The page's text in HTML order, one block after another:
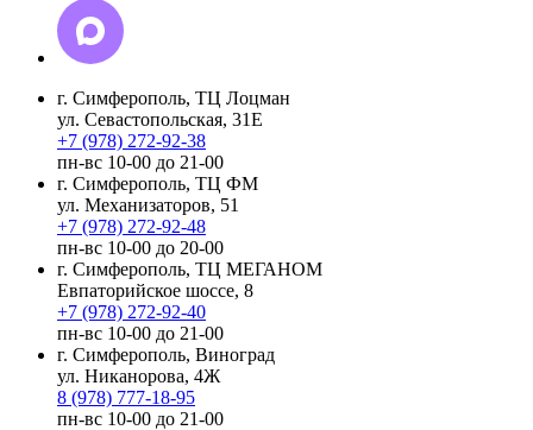
г. Симферополь, ТЦ Лоцман
ул. Севастопольская, 31Е
+7 (978) 272-92-38
пн-вс 10-00 до 21-00
г. Симферополь, ТЦ ФМ
ул. Механизаторов, 51
+7 (978) 272-92-48
пн-вс 10-00 до 20-00
г. Симферополь, ТЦ МЕГАНОМ
Евпаторийское шоссе, 8
+7 (978) 272-92-40
пн-вс 10-00 до 21-00
г. Симферополь, Виноград
ул. Никанорова, 4Ж
8 (978) 777-18-95
пн-вс 10-00 до 21-00